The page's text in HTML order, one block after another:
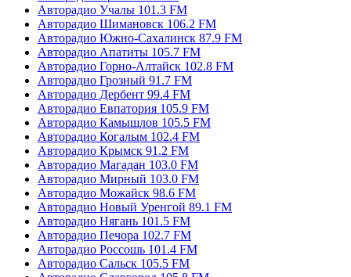
Авторадио Учалы 101.3 FM
Авторадио Шимановск 106.2 FM
Авторадио Южно-Сахалинск 87.9 FM
Авторадио Апатиты 105.7 FM
Авторадио Горно-Алтайск 102.8 FM
Авторадио Грозный 91.7 FM
Авторадио Дербент 99.4 FM
Авторадио Евпатория 105.9 FM
Авторадио Камышлов 105.5 FM
Авторадио Когалым 102.4 FM
Авторадио Крымск 91.2 FM
Авторадио Магадан 103.0 FM
Авторадио Мирный 103.0 FM
Авторадио Можайск 98.6 FM
Авторадио Новый Уренгой 89.1 FM
Авторадио Нягань 101.5 FM
Авторадио Печора 102.7 FM
Авторадио Россошь 101.4 FM
Авторадио Сальск 105.5 FM